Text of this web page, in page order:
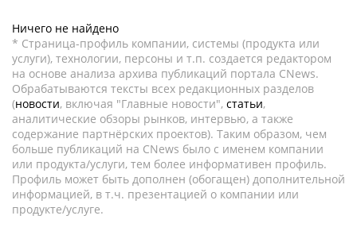
Ничего не найдено
* Страница-профиль компании, системы (продукта или
услуги), технологии, персоны и т.п. создается редактором
на основе анализа архива публикаций портала CNews.
Обрабатываются тексты всех редакционных разделов
(новости, включая "Главные новости", статьи,
аналитические обзоры рынков, интервью, а также
содержание партнёрских проектов). Таким образом, чем
больше публикаций на CNews было с именем компании
или продукта/услуги, тем более информативен профиль.
Профиль может быть дополнен (обогащен) дополнительной
информацией, в т.ч. презентацией о компании или
продукте/услуге.